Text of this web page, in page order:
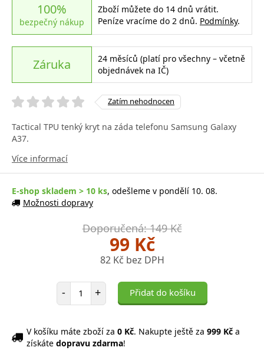
100%
bezpečný nákup
Zboží můžete do 14 dnů vrátit.
Peníze vracíme do 2 dnů. Podmínky.
Záruka
24 měsíců (platí pro všechny – včetně
objednávek na IČ)
Zatím nehodnocen
Tactical TPU tenký kryt na záda telefonu Samsung Galaxy
A37.
Více informací
E-shop skladem > 10 ks, odešleme v pondělí 10. 08.
Možnosti dopravy
Doporučená: 149 Kč
99 Kč
82 Kč bez DPH
- Počet položek
+ Přidat do košíku
V košíku máte zboží za 0 Kč. Nakupte ještě za 999 Kč a
získáte dopravu zdarma!